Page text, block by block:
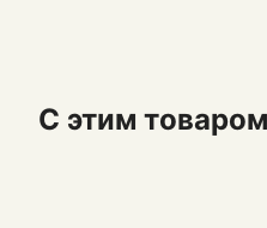
С этим